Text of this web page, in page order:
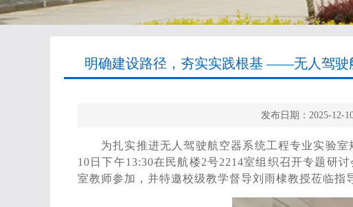
明确建设路径，夯实实践根基 ——无人驾驶
发布日期：2025-
为扎实推进无人驾驶航空器系统工程专业实验
10日下午13:30在民航楼2号2214室组织召开专题研
室教师参加，并特邀校级教学督导刘雨棣教授莅临指